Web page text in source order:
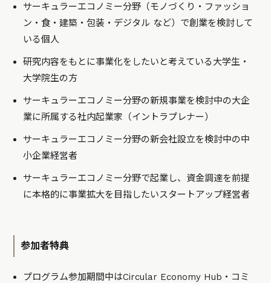
サーキュラーエコノミー分野（モノづくり・ファッショ
ン・食・建築・包装・デジタル など）で創業を検討して
いる個人
研究内容をもとに事業化をしたいと考えている大学生・
大学院生の方
サーキュラーエコノミー分野の新規事業を検討中の大企
業に所属する社内起業家（イントラプレナー）
サーキュラーエコノミー分野の新会社設立を検討中の中
小企業経営者
サーキュラーエコノミー分野で起業し、資金調達を前提
に本格的に事業拡大を目指したいスタートアップ経営者
参加者特典
プログラム参加期間中はCircular Economy Hub・コミ